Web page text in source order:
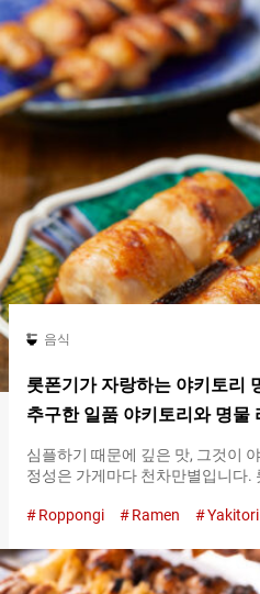
００엔 (세금 포함) 비밀 소스가 돋
만한 가치가 뛰어나다！ 구이대
굽는 장인, 연기와 함께 퍼지는 숯
많은 손님들. 시부야의 도겐자카
고 있지만, 『토리타케 총본점（
하지 않습니다. 도겐자카의 랜드
총본점（Toritake）』을 방문했
토리 모리아와세(모둠) ５개（
입니다. 그 내용은, 닭의 허벅지와
『야키토리（Yakitori）』, 독특한
음식
롯폰기가 자랑하는 야키토리
추구한 일품 야키토리와 명물
심플하기 때문에 깊은 맛, 그것이
정성은 가게마다 천차만별입니다.
을 계속해서 얻어내고 있는 인기
은 예약을 위한 것입니다. 예약을
불필요한 맛을 더하지 않고, 식재료
Roppongi Ramen Yakitori